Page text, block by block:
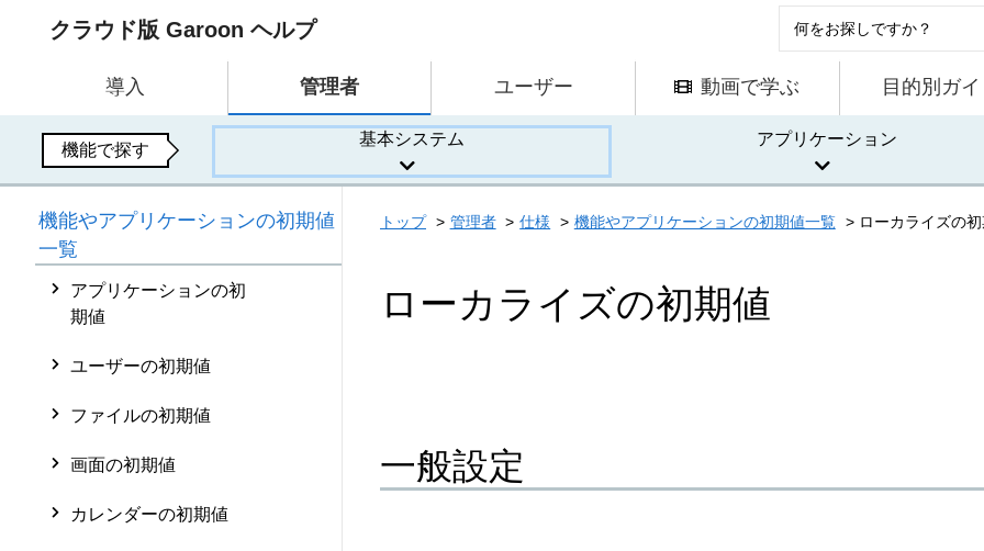
クラウド版 Garoon ヘルプ
導入 管理者 ユーザー 動画で学ぶ 目的別ガイ
機能で探す
基本システム アプリケーション
機能やアプリケーションの初期値
一覧
アプリケーションの初
期値
ユーザーの初期値
ファイルの初期値
画面の初期値
カレンダーの初期値
トップ 管理者 仕様 機能やアプリケーションの初期値一覧 ローカライズの
ローカライズの初期値
一般設定